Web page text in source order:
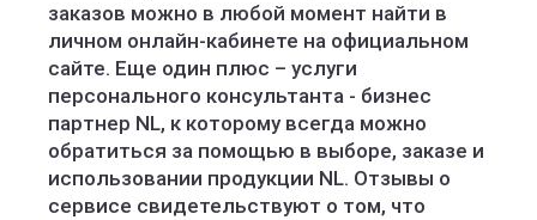
заказов можно в любой момент найти в
личном онлайн-кабинете на официальном
сайте. Еще один плюс – услуги
персонального консультанта - бизнес
партнер NL, к которому всегда можно
обратиться за помощью в выборе, заказе и
использовании продукции NL. Отзывы о
сервисе свидетельствуют о том, что